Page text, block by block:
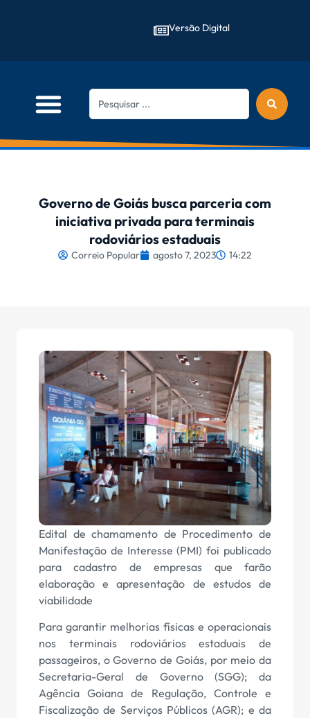
Versão Digital
Governo de Goiás busca parceria com
iniciativa privada para terminais
rodoviários estaduais
Correio Popular agosto 7, 2023 14:22
Edital de chamamento de Procedimento de
Manifestação de Interesse (PMI) foi publicado
para cadastro de empresas que farão
elaboração e apresentação de estudos de
viabilidade
Para garantir melhorias físicas e operacionais
nos terminais rodoviários estaduais de
passageiros, o Governo de Goiás, por meio da
Secretaria-Geral de Governo (SGG); da
Agência Goiana de Regulação, Controle e
Fiscalização de Serviços Públicos (AGR); e da